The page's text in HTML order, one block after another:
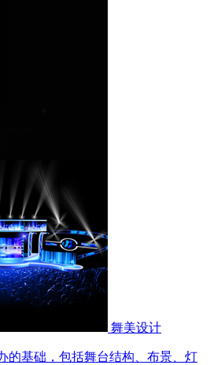
舞美设计
的基础，包括舞台结构、布景、灯